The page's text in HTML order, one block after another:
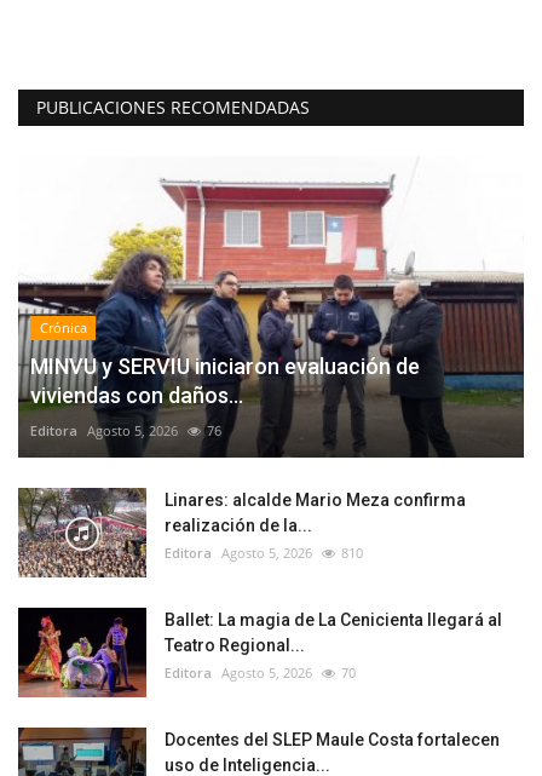
PUBLICACIONES RECOMENDADAS
Crónica
MINVU y SERVIU iniciaron evaluación de
viviendas con daños...
Editora Agosto 5, 2026 76
Linares: alcalde Mario Meza confirma
realización de la...
Editora Agosto 5, 2026 810
Ballet: La magia de La Cenicienta llegará al
Teatro Regional...
Editora Agosto 5, 2026 70
Docentes del SLEP Maule Costa fortalecen
uso de Inteligencia...